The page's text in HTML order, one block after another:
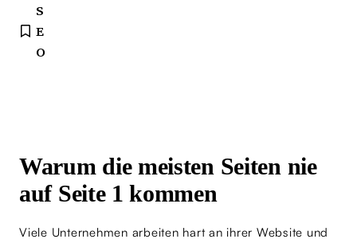
S
E
O
Warum die meisten Seiten nie
auf Seite 1 kommen
Viele Unternehmen arbeiten hart an ihrer Website und